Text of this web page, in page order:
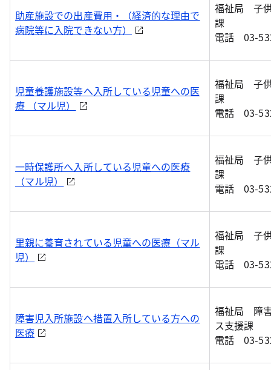
助産施設での出産費用・（経済的な理由で
病院等に入院できない方）
福祉局 子
課
電話 03-
児童養護施設等へ入所している児童への医
療 （マル児）
福祉局 子
課
電話 03-
一時保護所へ入所している児童への医療
（マル児）
福祉局 子
課
電話 03-
里親に養育されている児童への医療（マル
児）
福祉局 子
課
電話 03-
障害児入所施設へ措置入所している方への
医療
福祉局 障
ス支援課
電話 03-